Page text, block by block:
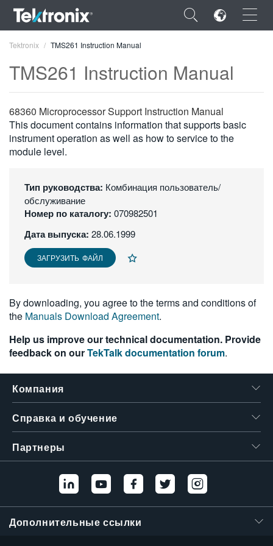
×
ENGLISH
FRANÇAIS
VIỆT NAM
简体中文
日本語
한국어
Tektronix TMS261 Instruction Manual
TMS261 Instruction Manual
68360 Microprocessor Support Instruction Manual
This document contains information that supports basic
instrument operation as well as how to service to the
module level.
Тип руководства: Комбинация пользователь/
обслуживание
Номер по каталогу: 070982501
Дата выпуска: 28.06.1999
ЗАГРУЗИТЬ ФАЙЛ
By downloading, you agree to the terms and conditions of
the Manuals Download Agreement.
Help us improve our technical documentation. Provide
feedback on ourTekTalk documentation forum.
Компания
Справка и обучение
Партнеры
Дополнительные ссылки